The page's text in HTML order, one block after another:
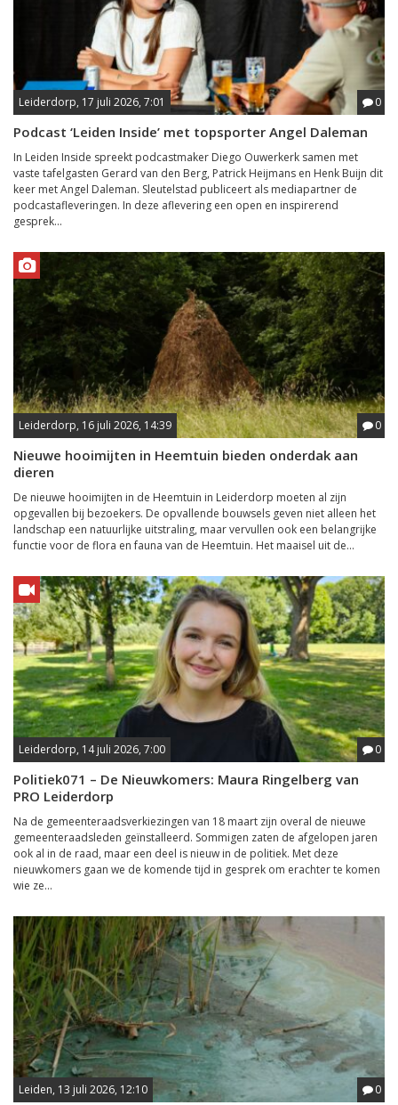
Leiderdorp, 17 juli 2026, 7:01 0
Podcast ‘Leiden Inside’ met topsporter Angel Daleman
In Leiden Inside spreekt podcastmaker Diego Ouwerkerk samen met
vaste tafelgasten Gerard van den Berg, Patrick Heijmans en Henk Buijn dit
keer met Angel Daleman. Sleutelstad publiceert als mediapartner de
podcastafleveringen. In deze aflevering een open en inspirerend
gesprek...
Leiderdorp, 16 juli 2026, 14:39 0
Nieuwe hooimijten in Heemtuin bieden onderdak aan
dieren
De nieuwe hooimijten in de Heemtuin in Leiderdorp moeten al zijn
opgevallen bij bezoekers. De opvallende bouwsels geven niet alleen het
landschap een natuurlijke uitstraling, maar vervullen ook een belangrijke
functie voor de flora en fauna van de Heemtuin. Het maaisel uit de...
Leiderdorp, 14 juli 2026, 7:00 0
Politiek071 – De Nieuwkomers: Maura Ringelberg van
PRO Leiderdorp
Na de gemeenteraadsverkiezingen van 18 maart zijn overal de nieuwe
gemeenteraadsleden geïnstalleerd. Sommigen zaten de afgelopen jaren
ook al in de raad, maar een deel is nieuw in de politiek. Met deze
nieuwkomers gaan we de komende tijd in gesprek om erachter te komen
wie ze...
Leiden, 13 juli 2026, 12:10 0